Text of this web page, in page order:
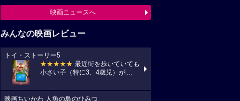
映画ニュースへ
みんなの映画レビュー
トイ・ストーリー5
★★★★★ 最近街を歩いていても
小さい子（特に3、4歳児）がi...
映画ちいかわ 人魚の島のひみつ